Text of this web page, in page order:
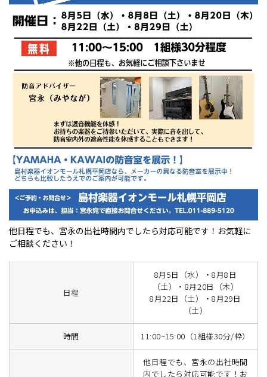
他日程でも、宮永の出社時間内でしたら対応可能です！お気軽に
ご相談ください！
日程
8月5日（水）・8月8日
（土）・8月20日（木）
8月22日（土）・8月29日
（土）
時間 11:00~15:00（1組様30分/枠）
他日程でも、宮永の出社時間
内でしたら対応可能です！お